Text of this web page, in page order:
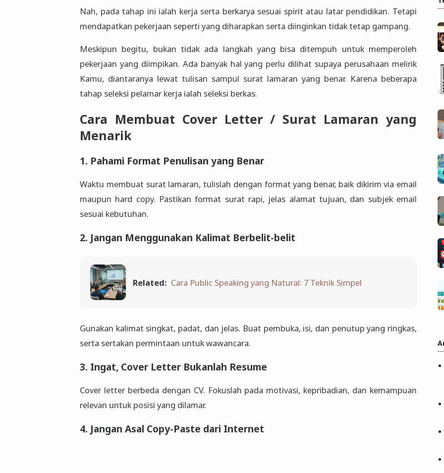
Nah, pada tahap ini ialah kerja serta berkarya sesuai spirit atau latar pendidikan. Tetapi
mendapatkan pekerjaan seperti yang diharapkan serta diinginkan tidak tetap gampang.
Meskipun begitu, bukan tidak ada langkah yang bisa ditempuh untuk memperoleh
pekerjaan yang diimpikan. Ada banyak hal yang perlu dilihat supaya perusahaan melirik
Kamu, diantaranya lewat tulisan sampul surat lamaran yang benar. Karena beberapa
tahap seleksi pelamar kerja ialah seleksi berkas.
Cara Membuat Cover Letter / Surat Lamaran yang
Menarik
1. Pahami Format Penulisan yang Benar
Waktu membuat surat lamaran, tulislah dengan format yang benar, baik dikirim via email
maupun hard copy. Pastikan format surat rapi, jelas alamat tujuan, dan subjek email
sesuai kebutuhan.
2. Jangan Menggunakan Kalimat Berbelit-belit
Related: Cara Public Speaking yang Natural: 7 Teknik Simpel
Gunakan kalimat singkat, padat, dan jelas. Buat pembuka, isi, dan penutup yang ringkas,
serta sertakan permintaan untuk wawancara.
3. Ingat, Cover Letter Bukanlah Resume
Cover letter berbeda dengan CV. Fokuslah pada motivasi, kepribadian, dan kemampuan
relevan untuk posisi yang dilamar.
4. Jangan Asal Copy-Paste dari Internet